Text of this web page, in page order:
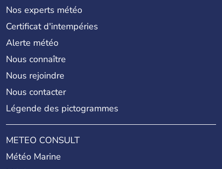
Nos experts météo
Certificat d'intempéries
Alerte météo
Nous connaître
Nous rejoindre
Nous contacter
Légende des pictogrammes
METEO CONSULT
Météo Marine